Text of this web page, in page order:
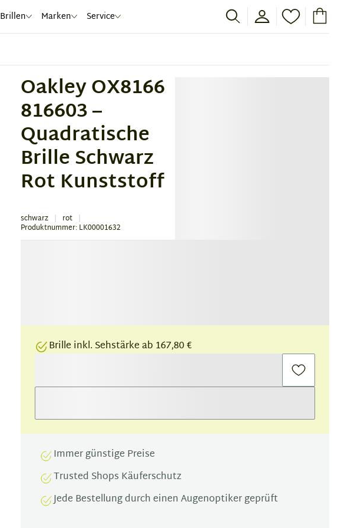
Brillen Marken Service
Oakley OX8166
816603 –
Quadratische
Brille Schwarz
Rot Kunststoff
schwarz rot
Produktnummer: LK00001632
Brille inkl. Sehstärke ab 167,80 €
Immer günstige Preise
Trusted Shops Käuferschutz
Jede Bestellung durch einen Augenoptiker geprüft